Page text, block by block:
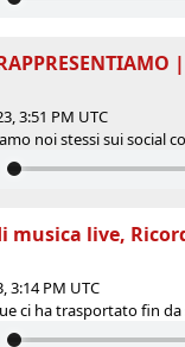
3:51 PM UTC
noi stessi sui social
musica live,
3:14 PM UTC
ci ha trasportato fin